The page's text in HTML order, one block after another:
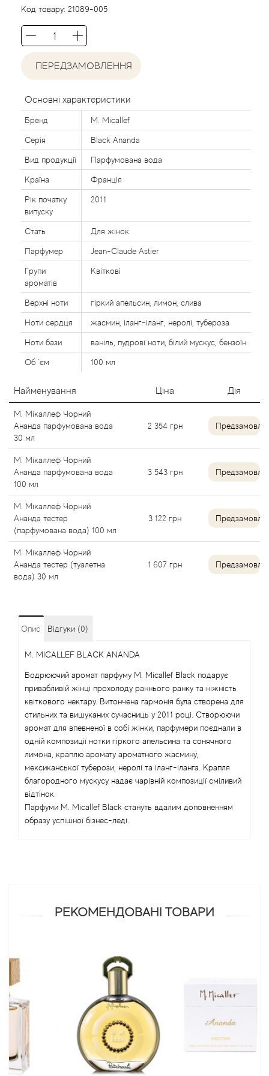
Код товару: 21089-005
ПЕРЕДЗАМОВЛЕННЯ
Основні характеристики
Бренд M. Micallef
Серія Black Ananda
Вид продукції Парфумована вода
Країна Франція
Рік початку
випуску
2011
Стать Для жінок
Парфумер Jean-Claude Astier
Групи
ароматів
Квіткові
Верхні ноти гіркий апельсин, лимон, слива
Ноти сердця жасмин, іланг-іланг, неролі, тубероза
Ноти бази ваніль, пудрові ноти, білий мускус, бензоїн
Об `єм 100 мл
Найменування Ціна Дія
М. Мікаллеф Чорний
Ананда парфумована вода
30 мл
2 354 грн
М. Мікаллеф Чорний
Ананда парфумована вода
100 мл
3 543 грн
М. Мікаллеф Чорний
Ананда тестер
(парфумована вода) 100 мл
3 122 грн
М. Мікаллеф Чорний
Ананда тестер (туалетна
вода) 30 мл
1 607 грн
Опис Відгуки (0)
M. MICALLEF BLACK ANANDA
Бодрюючий аромат парфуму M. Micallef Black подарує
привабливій жінці прохолоду раннього ранку та ніжність
квіткового нектару. Витончена гармонія була створена для
стильних та вишуканих сучасниць у 2011 році. Створюючи
аромат для впевненої в собі жінки, парфумери поєднали в
одній композиції нотки гіркого апельсина та сонячного
лимона, краплю аромату ароматного жасмину,
мексиканської туберози, неролі та іланг-іланга. Крапля
благородного мускусу надає чарівній композиції сміливий
відтінок.
Парфуми M. Micallef Black стануть вдалим доповненням
образу успішної бізнес-леді.
РЕКОМЕНДОВАНІ ТОВАРИ
Agent Provocateur
Agonist
Aigner
Aj Arabia (Widian)
Ajmal
Al Haramain
Al Jazeera
Alaia Paris
Alexander McQueen
Alexandre Barthet
Alexandre J
Alfred Dunhill
Alyssa Ashley
American Crew
Amouage
Amouroud
Andre L'Arom
Angel Schlesser
Anna Sui
Annayake
Anne Fontaine
Annick Goutal
Antonia's Flowers
Antonio Banderas
Antonio Puig
Aramis
Ariana Grande
Armand Basi